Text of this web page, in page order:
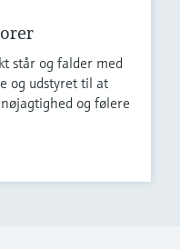
står og falder med
og udstyret til at
og følere